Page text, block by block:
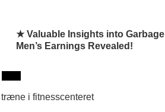
★ Valuable Insights into Garbage
Men’s Earnings Revealed!